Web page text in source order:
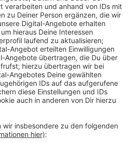
von Cookies immer
allen Cookies zustimmen.
für den Betrieb der
sind. Das sind dann häufig
bezeichnet werden.
sind die Cookies, die
Zwecke genutzt